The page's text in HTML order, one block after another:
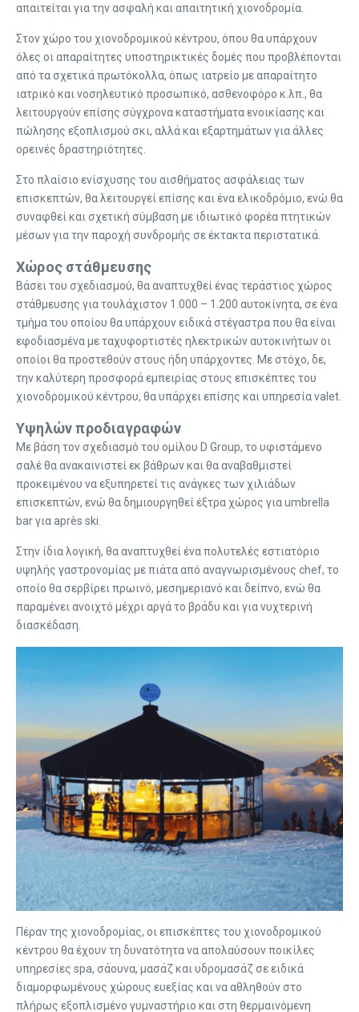
απαιτείται για την ασφαλή και απαιτητική χιονοδρομία.
Στον χώρο του χιονοδρομικού κέντρου, όπου θα υπάρχουν
όλες οι απαραίτητες υποστηρικτικές δομές που προβλέπονται
από τα σχετικά πρωτόκολλα, όπως ιατρείο με απαραίτητο
ιατρικό και νοσηλευτικό προσωπικό, ασθενοφόρο κ.λπ., θα
λειτουργούν επίσης σύγχρονα καταστήματα ενοικίασης και
πώλησης εξοπλισμού σκι, αλλά και εξαρτημάτων για άλλες
ορεινές δραστηριότητες.
Στο πλαίσιο ενίσχυσης του αισθήματος ασφάλειας των
επισκεπτών, θα λειτουργεί επίσης και ένα ελικοδρόμιο, ενώ θα
συναφθεί και σχετική σύμβαση με ιδιωτικό φορέα πτητικών
μέσων για την παροχή συνδρομής σε έκτακτα περιστατικά.
Χώρος στάθμευσης
Βάσει του σχεδιασμού, θα αναπτυχθεί ένας τεράστιος χώρος
στάθμευσης για τουλάχιστον 1.000 – 1.200 αυτοκίνητα, σε ένα
τμήμα του οποίου θα υπάρχουν ειδικά στέγαστρα που θα είναι
εφοδιασμένα με ταχυφορτιστές ηλεκτρικών αυτοκινήτων οι
οποίοι θα προστεθούν στους ήδη υπάρχοντες. Με στόχο, δε,
την καλύτερη προσφορά εμπειρίας στους επισκέπτες του
χιονοδρομικού κέντρου, θα υπάρχει επίσης και υπηρεσία valet.
Υψηλών προδιαγραφών
Με βάση τον σχεδιασμό του ομίλου D Group, το υφιστάμενο
σαλέ θα ανακαινιστεί εκ βάθρων και θα αναβαθμιστεί
προκειμένου να εξυπηρετεί τις ανάγκες των χιλιάδων
επισκεπτών, ενώ θα δημιουργηθεί έξτρα χώρος για umbrella
bar για après ski.
Στην ίδια λογική, θα αναπτυχθεί ένα πολυτελές εστιατόριο
υψηλής γαστρονομίας με πιάτα από αναγνωρισμένους chef, το
οποίο θα σερβίρει πρωινό, μεσημεριανό και δείπνο, ενώ θα
παραμένει ανοιχτό μέχρι αργά το βράδυ και για νυχτερινή
διασκέδαση.
Πέραν της χιονοδρομίας, οι επισκέπτες του χιονοδρομικού
κέντρου θα έχουν τη δυνατότητα να απολαύσουν ποικίλες
υπηρεσίες spa, σάουνα, μασάζ και υδρομασάζ σε ειδικά
διαμορφωμένους χώρους ευεξίας και να αθληθούν στο
πλήρως εξοπλισμένο γυμναστήριο και στη θερμαινόμενη